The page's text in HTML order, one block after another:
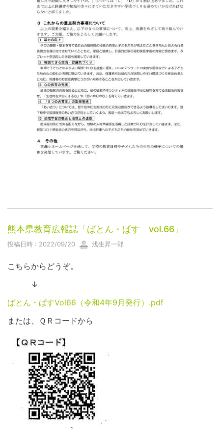
熊本県教育広報誌「ばとん・ぱす vol.66」
投稿日時 : 2022/09/20 浅生昇一郎
こちらからどうぞ。
↓
ばとん・ぱすVol66（令和4年9月発行）.pdf
または、ＱＲコードから